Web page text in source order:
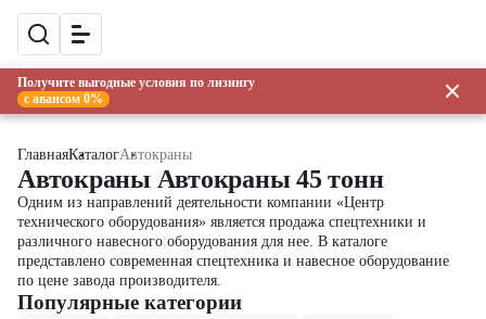
Получите выгодные условия по лизингу
с авансом 0%
ГлавнаяКаталогАвтокраны
Автокраны Автокраны 45 тонн
Одним из направлений деятельности компании «Центр
технического оборудования» является продажа спецтехники и
различного навесного оборудования для нее. В каталоге
представлено современная спецтехника и навесное оборудование
по цене завода производителя.
Популярные категории